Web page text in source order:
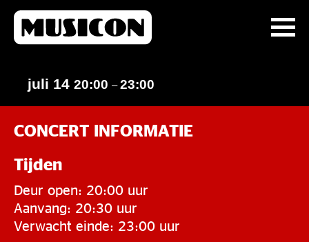
juli 14 20:00 –23:00
CONCERT INFORMATIE
Tijden
Deur open: 20:00 uur
Aanvang: 20:30 uur
Verwacht einde: 23:00 uur